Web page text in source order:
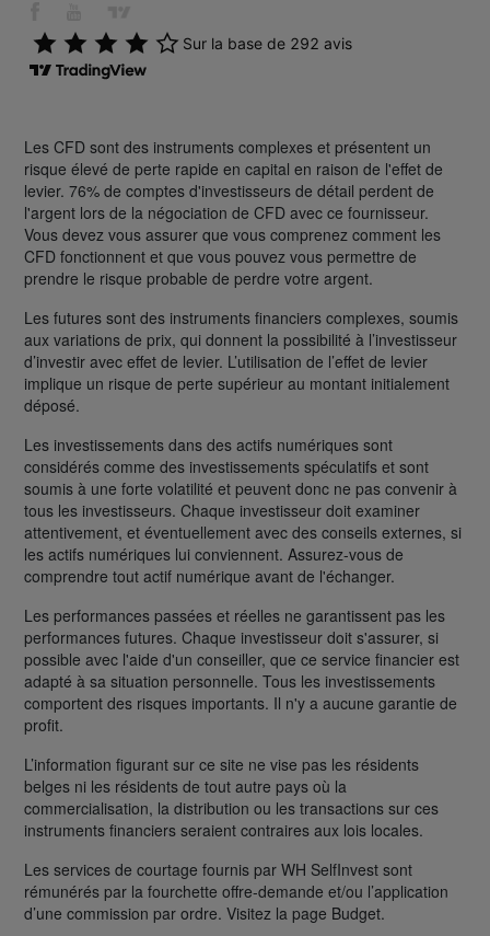
Les CFD sont des instruments complexes et présentent un
risque élevé de perte rapide en capital en raison de l'effet de
levier. 76% de comptes d'investisseurs de détail perdent de
l'argent lors de la négociation de CFD avec ce fournisseur.
Vous devez vous assurer que vous comprenez comment les
CFD fonctionnent et que vous pouvez vous permettre de
prendre le risque probable de perdre votre argent.
Les futures sont des instruments financiers complexes, soumis
aux variations de prix, qui donnent la possibilité à l’investisseur
d’investir avec effet de levier. L’utilisation de l’effet de levier
implique un risque de perte supérieur au montant initialement
déposé.
Les investissements dans des actifs numériques sont
considérés comme des investissements spéculatifs et sont
soumis à une forte volatilité et peuvent donc ne pas convenir à
tous les investisseurs. Chaque investisseur doit examiner
attentivement, et éventuellement avec des conseils externes, si
les actifs numériques lui conviennent. Assurez-vous de
comprendre tout actif numérique avant de l'échanger.
Les performances passées et réelles ne garantissent pas les
performances futures. Chaque investisseur doit s'assurer, si
possible avec l'aide d'un conseiller, que ce service financier est
adapté à sa situation personnelle. Tous les investissements
comportent des risques importants. Il n'y a aucune garantie de
profit.
L’information figurant sur ce site ne vise pas les résidents
belges ni les résidents de tout autre pays où la
commercialisation, la distribution ou les transactions sur ces
instruments financiers seraient contraires aux lois locales.
Les services de courtage fournis par WH SelfInvest sont
rémunérés par la fourchette offre-demande et/ou l’application
d’une commission par ordre. Visitez la page Budget.